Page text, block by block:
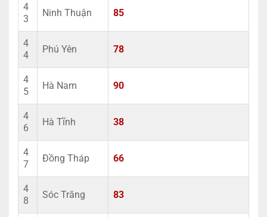
4
3
Ninh Thuận 85
4
4
Phú Yên 78
4
5
Hà Nam 90
4
6
Hà Tĩnh 38
4
7
Đồng Tháp 66
4
8
Sóc Trăng 83